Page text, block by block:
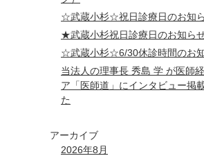
☆武蔵小杉☆祝日診療日のお知
★武蔵小杉祝日診療日のお知ら
☆武蔵小杉☆6/30休診時間のお
当法人の理事長 秀島 学 が医師
ア「医師道」にインタビュー掲
た
アーカイブ
2026年8月